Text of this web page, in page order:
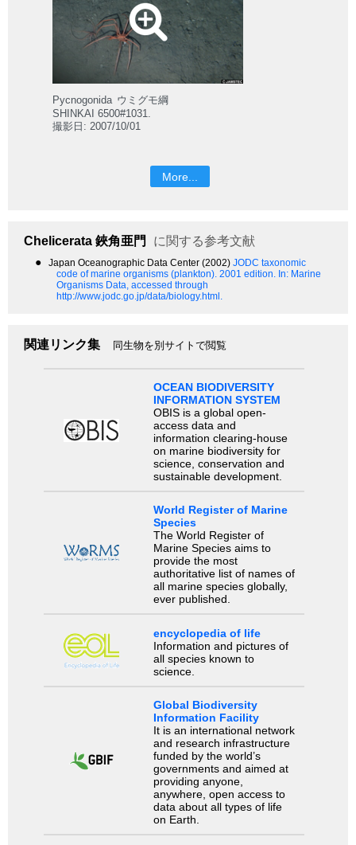
Pycnogonida ウミグモ綱
SHINKAI 6500#1031.
撮影日: 2007/10/01
More...
Chelicerata 鋏角亜門 に関する参考文献
● Japan Oceanographic Data Center (2002) JODC taxonomic
code of marine organisms (plankton). 2001 edition. In: Marine
Organisms Data, accessed through
http://www.jodc.go.jp/data/biology.html.
関連リンク集 同生物を別サイトで閲覧
OCEAN BIODIVERSITY
INFORMATION SYSTEM
OBIS is a global open-
access data and
information clearing-house
on marine biodiversity for
science, conservation and
sustainable development.
World Register of Marine
Species
The World Register of
Marine Species aims to
provide the most
authoritative list of names of
all marine species globally,
ever published.
encyclopedia of life
Information and pictures of
all species known to
science.
Global Biodiversity
Information Facility
It is an international network
and research infrastructure
funded by the world’s
governments and aimed at
providing anyone,
anywhere, open access to
data about all types of life
on Earth.